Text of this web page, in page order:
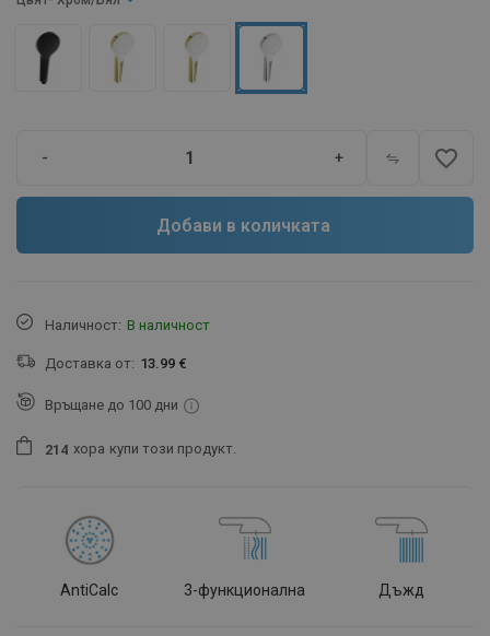
- + favorite_border
Добави в количката
Наличност: В наличност
Доставка от: 13.99 €
Връщане до 100 дни
21 4 хора купи този продукт.
AntiCalc 3-функционална Дъжд